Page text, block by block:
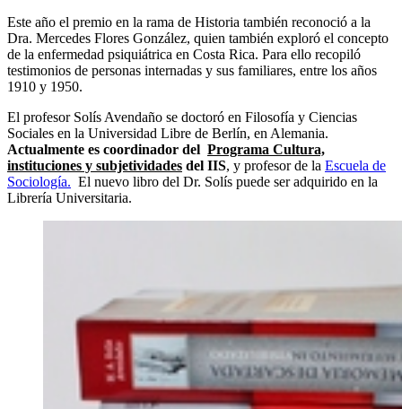
Este año el premio en la rama de Historia también reconoció a la
Dra. Mercedes Flores González, quien también exploró el concepto
de la enfermedad psiquiátrica en Costa Rica. Para ello recopiló
testimonios de personas internadas y sus familiares, entre los años
1910 y 1950.
El profesor Solís Avendaño se doctoró en Filosofía y Ciencias
Sociales en la Universidad Libre de Berlín, en Alemania.
Actualmente es coordinador del Programa Cultura,
instituciones y subjetividades del IIS, y profesor de la Escuela de
Sociología. El nuevo libro del Dr. Solís puede ser adquirido en la
Librería Universitaria.